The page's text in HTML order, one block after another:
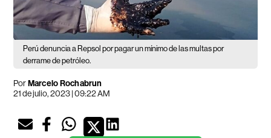
Perú denuncia a Repsol por pagar un mínimo de las multas por
derrame de petróleo.
PorMarcelo Rochabrun
21 de julio, 2023 | 09:22 AM